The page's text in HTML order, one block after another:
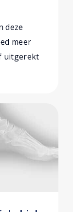
deze
meer
uitgerekt